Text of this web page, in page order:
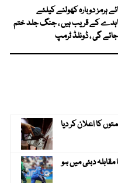
ہرمز دوبارہ کھولنے کیلئے
کے قریب ہیں ، جنگ جلد ختم
گی ، ڈونلڈ ٹرمپ
کا اعلان کر دیا
بھارت کا مقابلہ دبئی میں ہو